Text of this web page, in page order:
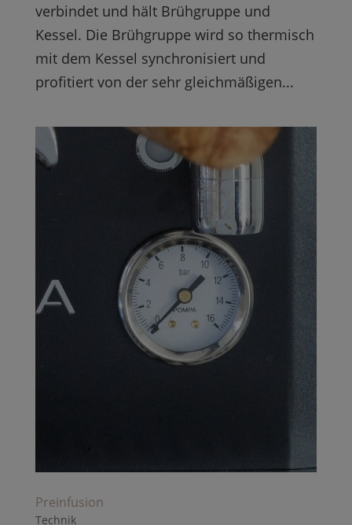
verbindet und hält Brühgruppe und
Kessel. Die Brühgruppe wird so thermisch
mit dem Kessel synchronisiert und
profitiert von der sehr gleichmäßigen...
Preinfusion
Technik